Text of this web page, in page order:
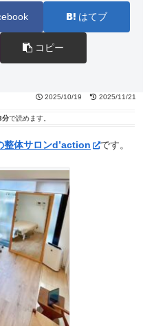
はてブ
コピー
2025/10/19 2025/11/21
分で読めます。
整体サロンd’action です。